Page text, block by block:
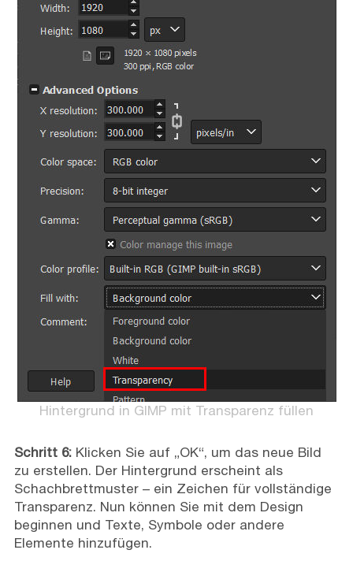
Hintergrund in GIMP mit Transparenz füllen
Schritt 6:Klicken Sie auf „OK“, um das neue Bild
zu erstellen. Der Hintergrund erscheint als
Schachbrettmuster – ein Zeichen für vollständige
Transparenz. Nun können Sie mit dem Design
beginnen und Texte, Symbole oder andere
Elemente hinzufügen.